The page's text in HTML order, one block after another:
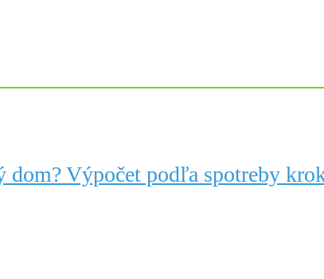
Výpočet podľa spotreby